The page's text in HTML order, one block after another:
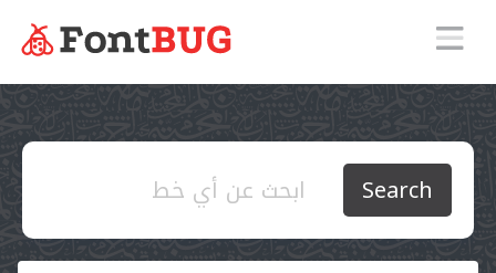
Search